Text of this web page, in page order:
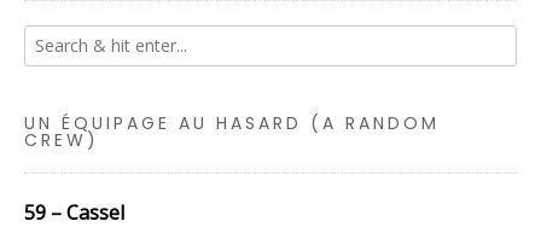
UN ÉQUIPAGE AU HASARD (A RANDOM
CREW)
59 – Cassel